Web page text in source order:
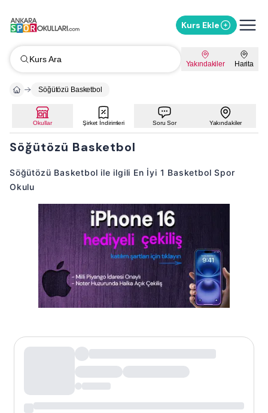
Kurs Ekle
Kurs Ara Yakındakiler Harita
Söğütözü Basketbol
Okullar Şirket İndirimleri Soru Sor Yakındakiler
Söğütözü Basketbol
Söğütözü Basketbol ile ilgili En İyi 1 Basketbol Spor
Okulu